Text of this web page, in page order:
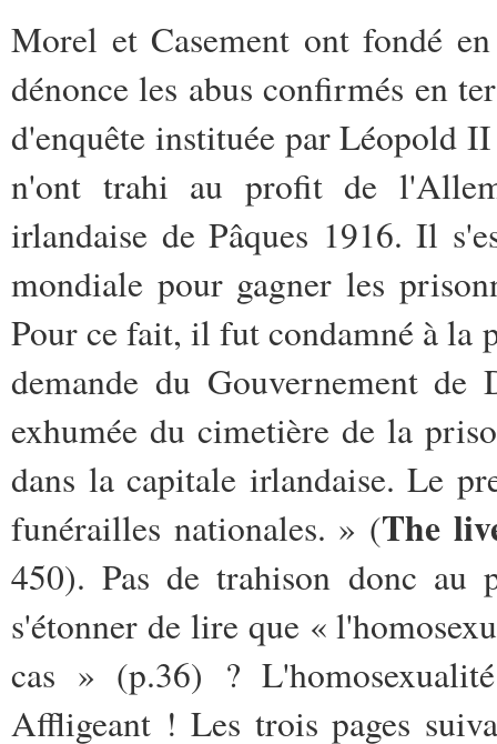
Morel et Casement ont fondé
dénonce les abus confirmés en
d'enquête instituée par Léopold
n'ont trahi au profit de
irlandaise de Pâques 1916. Il
mondiale pour gagner les
Pour ce fait, il fut condamné à la
demande du Gouvernement
exhumée du cimetière de la
dans la capitale irlandaise. Le
funérailles nationales. » (The
450). Pas de trahison donc
s'étonner de lire que «
cas » (p.36) ?
Affligeant ! Les trois pages